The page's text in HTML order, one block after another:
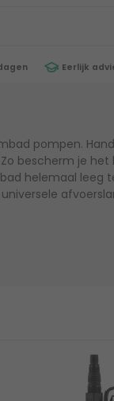
Eerlijk
pompen.
bescherm je het
helemaal leeg